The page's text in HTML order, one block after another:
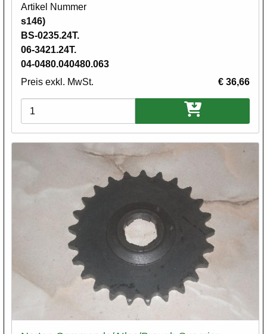
Artikel Nummer
s146)
BS-0235.24T.
06-3421.24T.
04-0480.040480.063
Preis exkl. MwSt.
€ 36,66
Varianten